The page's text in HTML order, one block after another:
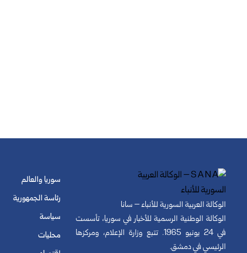
الوكالة العربية السورية للأنباء – سانا
الوكالة الوطنية الرسمية للأخبار في سوريا، تأسست
في 24 يونيو 1965. تتبع وزارة الإعلام، ومركزها
الرئيسي في دمشق.
سوريا والعالم
رئاسة الجمهورية
سياسة
محليات